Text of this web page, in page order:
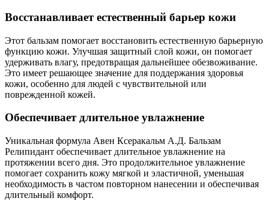
Восстанавливает естественный барьер кожи
Этот бальзам помогает восстановить естественную барьерную
функцию кожи. Улучшая защитный слой кожи, он помогает
удерживать влагу, предотвращая дальнейшее обезвоживание.
Это имеет решающее значение для поддержания здоровья
кожи, особенно для людей с чувствительной или
поврежденной кожей.
Обеспечивает длительное увлажнение
Уникальная формула Авен Ксеракальм А.Д. Бальзам
Релипидант обеспечивает длительное увлажнение на
протяжении всего дня. Это продолжительное увлажнение
помогает сохранить кожу мягкой и эластичной, уменьшая
необходимость в частом повторном нанесении и обеспечивая
длительный комфорт.